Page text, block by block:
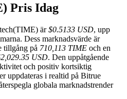
Pris Idag
är$0.5133 USD, upp
Dess marknadsvärde är
tillgång på 710,113 TIME och en
USD. Den uppåtgående
och positiv kortsiktig
uppdateras i realtid på Bitrue
globala marknadstrender